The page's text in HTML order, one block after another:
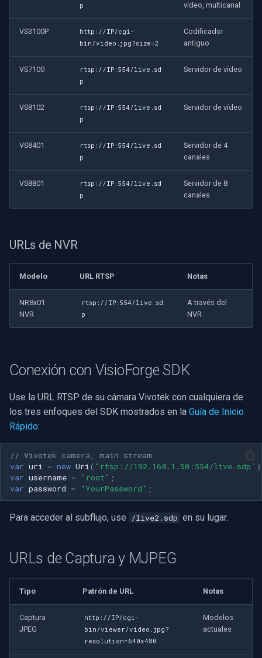
p
vídeo, multicanal
VS3100P
http://IP/cgi-
bin/video.jpg?size=2
Codificador
antiguo
VS7100
rtsp://IP:554/live.sd
p
Servidor de vídeo
VS8102
rtsp://IP:554/live.sd
p
Servidor de vídeo
VS8401
rtsp://IP:554/live.sd
p
Servidor de 4
canales
VS8801
rtsp://IP:554/live.sd
p
Servidor de 8
canales
URLs de NVR
Modelo URL RTSP Notas
NR8x01
NVR
rtsp://IP:554/live.sd
p
A través del
NVR
Conexión con VisioForge SDK
Use la URL RTSP de su cámara Vivotek con cualquiera de
los tres enfoques del SDK mostrados en la Guía de Inicio
Rápido:
// Vivotek camera, main stream
var uri = new Uri ( "rtsp://192.168.1.50:554/live.sdp"
var username = "root" ;
var password = "YourPassword" ;
Para acceder al subflujo, use /live2.sdp en su lugar.
URLs de Captura y MJPEG
Tipo Patrón de URL Notas
Captura
JPEG
http://IP/cgi-
bin/viewer/video.jpg?
resolution=640x480
Modelos
actuales